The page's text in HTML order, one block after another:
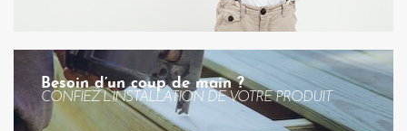
Besoin d’un coup de main ?
CONFIEZ L’INSTALLATION DE VOTRE PRODUIT